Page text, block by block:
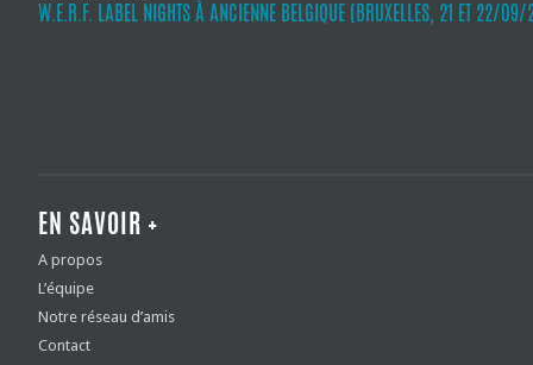
W.E.R.F. LABEL NIGHTS À ANCIENNE BELGIQUE (BRUXELLES, 21 ET 22/
EN SAVOIR +
A propos
L’équipe
Notre réseau d’amis
Contact